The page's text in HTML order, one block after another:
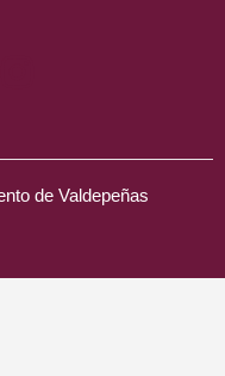
de Valdepeñas